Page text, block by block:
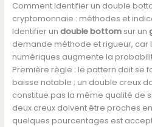
Comment identifier un double
cryptomonnaie : méthodes et
Identifier un double bottomsur un
demande méthode et rigueur, car
numériques augmente la
Première règle : le pattern doit se
baisse notable ; un double creux
constitue pas la même qualité de
deux creux doivent être proches
quelques pourcentages est